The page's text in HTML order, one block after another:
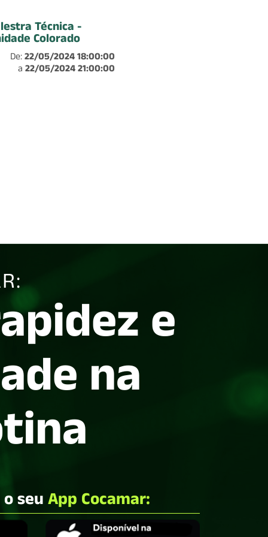
Técnica -
Colorado
De:22/05/2024 18:00:00
a 22/05/2024 21:00:00
e
na
seuApp Cocamar: